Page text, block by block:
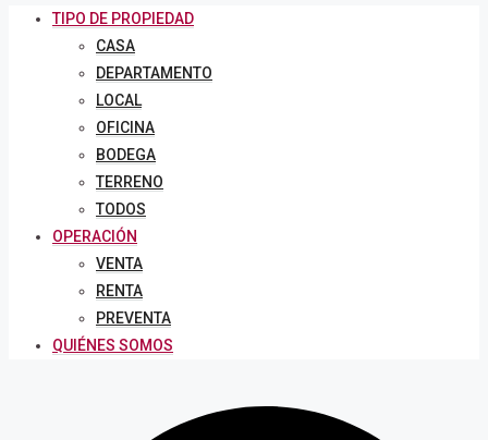
TIPO DE PROPIEDAD
CASA
DEPARTAMENTO
LOCAL
OFICINA
BODEGA
TERRENO
TODOS
OPERACIÓN
VENTA
RENTA
PREVENTA
QUIÉNES SOMOS